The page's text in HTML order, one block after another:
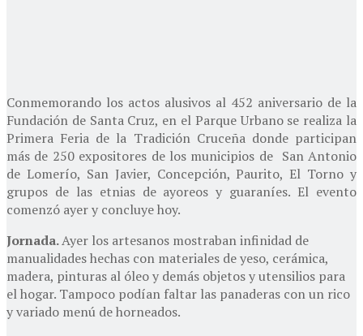
Conmemorando los actos alusivos al 452 aniversario de la
Fundación de Santa Cruz, en el Parque Urbano se realiza la
Primera Feria de la Tradición Cruceña donde participan
más de 250 expositores de los municipios de San Antonio
de Lomerío, San Javier, Concepción, Paurito, El Torno y
grupos de las etnias de ayoreos y guaraníes. El evento
comenzó ayer y concluye hoy.
Jornada.Ayer los artesanos mostraban infinidad de
manualidades hechas con materiales de yeso, cerámica,
madera, pinturas al óleo y demás objetos y utensilios para
el hogar. Tampoco podían faltar las panaderas con un rico
y variado menú de horneados.